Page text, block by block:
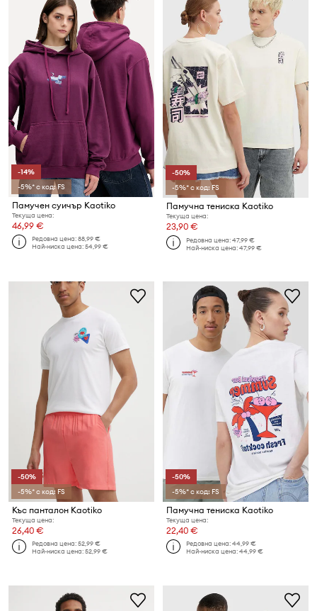
-14%
-5%* с код: FS
Памучен суичър Kaotiko
Текуща цена:
46,99 €
Редовна цена:88,99 €
Най-ниска цена:54,99 €
-50%
-5%* с код: FS
Памучна тениска Kaotiko
Текуща цена:
23,90 €
Редовна цена:47,99 €
Най-ниска цена:47,99 €
-50%
-5%* с код: FS
Къс панталон Kaotiko
Текуща цена:
26,40 €
Редовна цена:52,99 €
Най-ниска цена:52,99 €
-50%
-5%* с код: FS
Памучна тениска Kaotiko
Текуща цена:
22,40 €
Редовна цена:44,99 €
Най-ниска цена:44,99 €